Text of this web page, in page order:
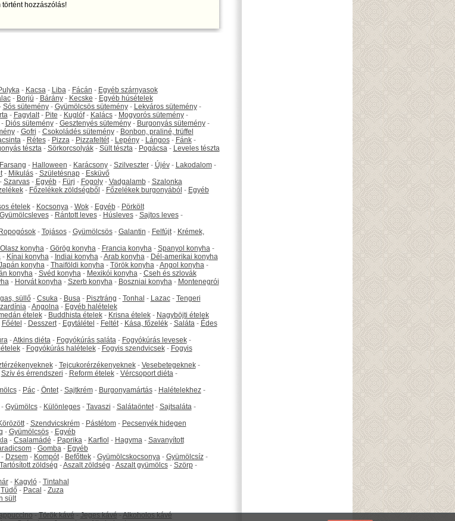
történt hozzászólás!
- Kacsa- Liba- Fácán - Egyéb szárnyasok
- Borjú - Bárány- Kecske - Egyéb húsételek
Sós sütemény- Gyümölcsös sütemény- Lekváros sütemény-
- Fagylalt- Pite - Kuglóf- Kalács- Mogyorós sütemény-
Diós sütemény- Gesztenyés sütemény- Burgonyás sütemény-
- Gofri - Csokoládés sütemény- Bonbon, praliné, trüffel
- Rétes- Pizza- Pizzafeltét- Lepény- Lángos- Fánk-
tészta- Sörkorcsolyák- Sült tészta- Pogácsa- Leveles tészta
Farsang - Halloween - Karácsony- Szilveszter- Újév- Lakodalom-
- Mikulás- Születésnap- Esküvő
Szarvas- Egyéb- Fürj - Fogoly- Vadgalamb- Szalonka
- Főzelékek zöldségből - Főzelékek burgonyából - Egyéb
ételek- Kocsonya- Wok- Egyéb- Pörkölt
Gyümölcsleves- Rántott leves- Húsleves- Sajtos leves-
Ropogósok- Tojásos- Gyümölcsös- Galantin - Felfújt- Krémek,
Olasz konyha- Görög konyha- Francia konyha- Spanyol konyha-
- Kínai konyha- Indiai konyha-Arab konyha- Dél-amerikai konyha
konyha- Thaiföldi konyha- Török konyha-Angol konyha-
konyha- Svéd konyha- Mexikói konyha- Cseh és szlovák
- Horvát konyha- Szerb konyha- Boszniai konyha- Montenegrói
süllő- Csuka- Busa- Pisztráng - Tonhal - Lazac- Tengeri
-Angolna- Egyéb halételek
ételek- Buddhista ételek- Krisna ételek- Nagyböjti ételek
Főétel - Desszert- Egytálétel - Feltét- Kása, főzelék- Saláta- Édes
-Atkins diéta- Fogyókúrás saláta- Fogyókúrás levesek-
- Fogyókúrás halételek- Fogyis szendvicsek- Fogyis
- Tejcukorérzékenyeknek- Vesebetegeknek-
Szív és érrendszeri - Reform ételek- Vércsoport diéta-
- Pác- Öntet- Sajtkrém- Burgonyamártás- Halételekhez-
Gyümölcs- Különleges- Tavaszi - Salátaöntet- Sajtsaláta-
- Szendvicskrém- Pástétom- Pecsenyék hidegen
- Gyümölcsös- Egyéb
- Csalamádé - Paprika- Karfiol - Hagyma- Savanyított
- Gomba- Egyéb
Dzsem- Kompót- Befőttek- Gyümölcskocsonya- Gyümölcsíz-
Tartósított zöldség -Aszalt zöldség -Aszalt gyümölcs- Szörp-
- Kagyló- Tintahal
Tüdő- Pacal - Zuza
sült
-Török kávé-Jeges kávé-Alkoholos kávé